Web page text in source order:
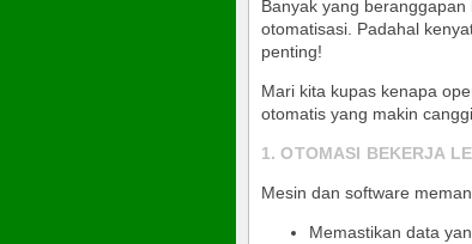
Banyak yang
otomatisasi. Padahal
penting!
Mari kita kupas kenapa
otomatis yang makin
1. OTOMASI BEKERJA
Mesin dan software
Memastikan data